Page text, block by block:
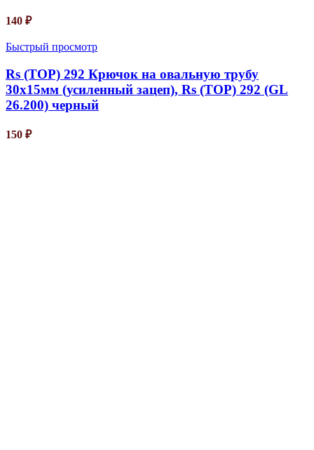
140 ₽
Быстрый просмотр
Rs (TOP) 292 Крючок на овальную трубу
30х15мм (усиленный зацеп), Rs (TOP) 292 (GL
26.200) черный
150 ₽